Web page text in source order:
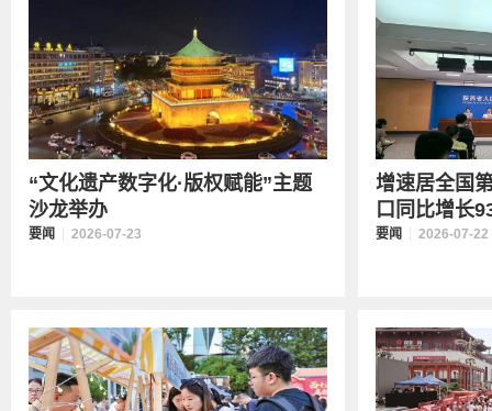
“文化遗产数字化·版权赋能”主题
沙龙举办
要闻 2026-07-23
增速居全国
口同比增长
要闻 2026-07-22